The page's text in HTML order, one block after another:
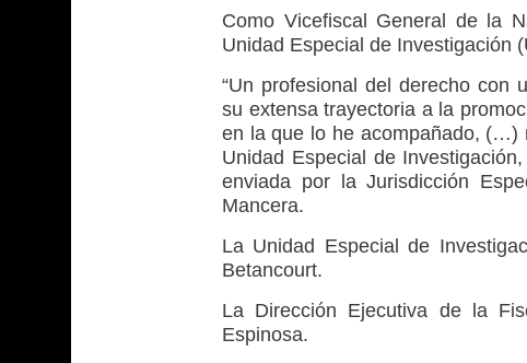
Como Vicefiscal General de la
Unidad Especial de Investigación
“Un profesional del derecho con
su extensa trayectoria a la
en la que lo he acompañado, (…)
Unidad Especial de
enviada por la Jurisdicción
Mancera.
La Unidad Especial de
Betancourt.
La Dirección Ejecutiva de la
Espinosa.